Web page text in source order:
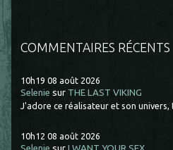
COMMENTAIRES RÉCENTS
10h19 08 août 2026
Selenie sur THE LAST VIKING
J'adore ce réalisateur et son univers,
10h12 08 août 2026